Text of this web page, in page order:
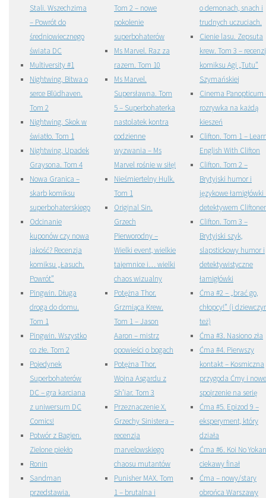
Stali. Wszechzima
– Powrót do
średniowiecznego
świata DC
Multiversity #1
Nightwing. Bitwa o
serce Blüdhaven.
Tom 2
Nightwing. Skok w
światło. Tom 1
Nightwing. Upadek
Graysona. Tom 4
Nowa Granica –
skarb komiksu
superbohaterskiego
Odcinanie
kuponów czy nowa
jakość? Recenzja
komiksu „Łasuch.
Powrót”
Pingwin. Długa
droga do domu.
Tom 1
Pingwin. Wszystko
co złe. Tom 2
Pojedynek
Superbohaterów
DC – gra karciana
z uniwersum DC
Comics!
Potwór z Bagien.
Zielone piekło
Ronin
Sandman
przedstawia.
Tom 2 – nowe
pokolenie
superbohaterów
Ms Marvel. Raz za
razem. Tom 10
Ms Marvel.
Supersławna. Tom
5 – Superbohaterka
nastolatek kontra
codzienne
wyzwania – Ms
Marvel rośnie w siłę!
Nieśmiertelny Hulk.
Tom 1
Original Sin.
Grzech
Pierworodny –
Wielki event, wielkie
tajemnice i… wielki
chaos wizualny
Potężna Thor.
Grzmiąca Krew.
Tom 1 – Jason
Aaron – mistrz
opowieści o bogach
Potężna Thor.
Wojna Asgardu z
Sh’iar. Tom 3
Przeznaczenie X.
Grzechy Sinistera –
recenzja
marvelowskiego
chaosu mutantów
Punisher MAX. Tom
1 – brutalna i
o demonach, snach i
trudnych uczuciach.
Cienie lasu. Zepsuta
krew. Tom 3 –
komiksu Agi „Tutu”
Szymańskiej
Cinema Panopticum
rozrywka na każdą
kieszeń
Clifton. Tom 1 –
English With Clifton
Clifton. Tom 2 –
Brytyjski humor i
językowe łamigłówki
detektywem
Clifton. Tom 3 –
Brytyjski szyk,
slapstickowy humor i
detektywistyczne
łamigłówki
Ćma #2 – „brać go,
chłopcy!” (i
też)
Ćma #3. Nasiono zła
Ćma #4. Pierwszy
kontakt – Kosmiczna
przygoda Ćmy i nowe
spojrzenie na serię
Ćma #5. Epizod 9 –
eksperyment, który
działa
Ćma #6. Koi No
ciekawy finał
Ćma – nowy/stary
obrońca Warszawy